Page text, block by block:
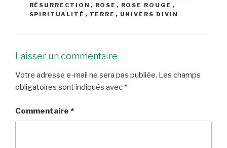
RÉSURRECTION , ROSE , ROSE ROUGE ,
SPIRITUALITÉ , TERRE , UNIVERS DIVIN
Laisser un commentaire
Votre adresse e-mail ne sera pas publiée. Les champs
obligatoires sont indiqués avec *
Commentaire *